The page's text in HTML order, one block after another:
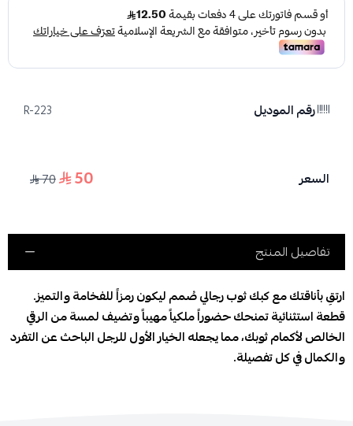
رقم الموديل R-223
السعر 50
70
تفاصيل المنتج
ارتقِ بأناقتك مع كبك ثوب رجالي صُمم ليكون رمزاً للفخامة والتميز.
قطعة استثنائية تمنحك حضوراً ملكياً مهيباً وتضيف لمسة من الرقي
الخالص لأكمام ثوبك، مما يجعله الخيار الأول للرجل الباحث عن التفرد
والكمال في كل تفصيلة.